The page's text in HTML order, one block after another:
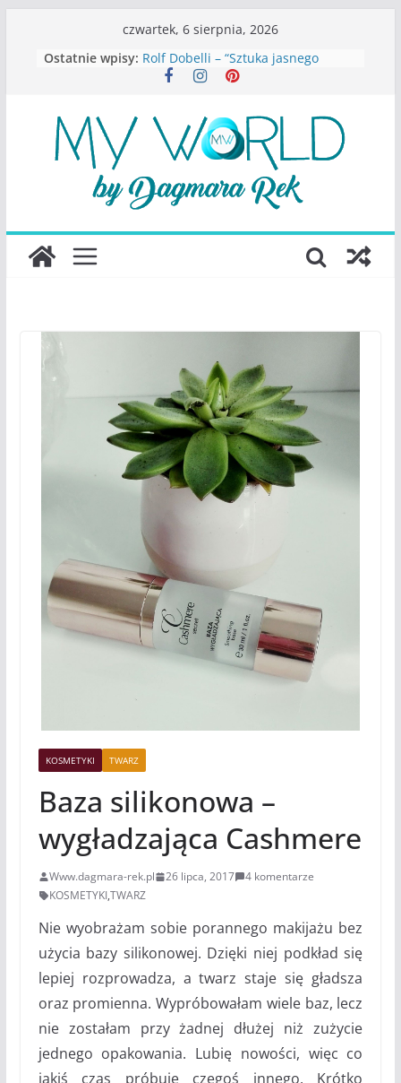
czwartek, 6 sierpnia, 2026
Ostatnie wpisy: Rolf Dobelli – “Sztuka jasnego
myślenia”
Konstancina. Sekrety seksbiznesu”
Katarzyna Lewandowicz – Zanim
straciliśmy siebie
Judith Joseph – “Wysoko
funkcjonująca depresja”
S.Wynn-Williams – “Bezwzględni. O
największego portalu
KOSMETYKI TWARZ
Baza silikonowa –
wygładzająca Cashmere
Www.dagmara-rek.pl 26 lipca, 2017
4 komentarze
KOSMETYKI,TWARZ
Nie wyobrażam sobie porannego makijażu bez
użycia bazy silikonowej. Dzięki niej podkład się
lepiej rozprowadza, a twarz staje się gładsza
oraz promienna. Wypróbowałam wiele baz, lecz
nie zostałam przy żadnej dłużej niż zużycie
jednego opakowania. Lubię nowości, więc co
jakiś czas próbuję czegoś innego. Krótko